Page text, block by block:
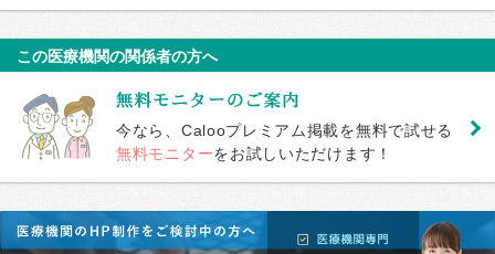
この医療機関の関係者の方へ
今なら、Calooプレミアム掲載を無料で試せる
無料モニターをお試しいただけます！